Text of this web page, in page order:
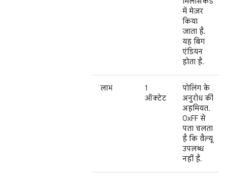
में मेज़र
किया
जाता है.
यह बिग
एंडियन
होता है.
लाभ
1
ऑक्टेट
पोलिंग के
अनुरोध की
अहमियत.
0xFF से
पता चलता
है कि वैल्यू
उपलब्ध
नहीं है.